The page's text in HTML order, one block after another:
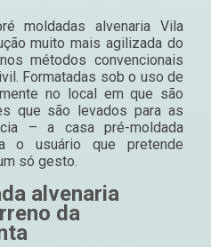
moldadas alvenaria Vila
muito mais agilizada do
métodos convencionais
Formatadas sob o uso de
no local em que são
que são levados para as
– a casa pré-moldada
o usuário que pretende
só gesto.
alvenaria
da